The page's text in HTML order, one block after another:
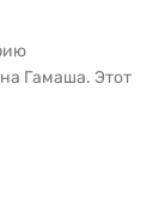
Гамаша. Этот